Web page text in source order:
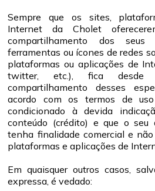
Sempre que os sites,
Internet da Cholet
compartilhamento dos seus
ferramentas ou ícones de redes
plataformas ou aplicações de
twitter, etc.), fica desde
compartilhamento desses
acordo com os termos de
condicionado à devida
conteúdo (crédito) e que o seu
tenha finalidade comercial e
plataformas e aplicações de
Em quaisquer outros casos,
expressa, é vedado: